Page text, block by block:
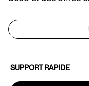
SUPPORT RAPIDE